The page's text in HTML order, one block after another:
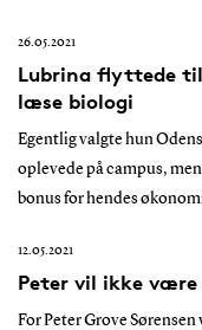
26.05.2021
Lubrina flyttede
læse biologi
Egentlig valgte hun
oplevede på campus,
bonus for hendes
12.05.2021
Peter vil ikke
For Peter Grove